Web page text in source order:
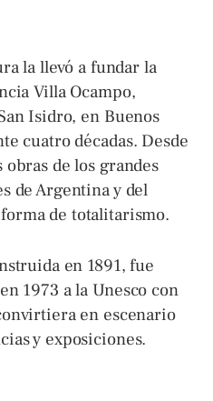
la llevó a fundar la
Villa Ocampo,
Isidro, en Buenos
cuatro décadas. Desde
de los grandes
de Argentina y del
de totalitarismo.
en 1891, fue
1973 a la Unesco con
en escenario
y exposiciones.